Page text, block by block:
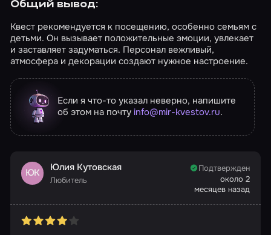
Общий вывод:
Квест рекомендуется к посещению, особенно семьям с
детьми. Он вызывает положительные эмоции, увлекает
и заставляет задуматься. Персонал вежливый,
атмосфера и декорации создают нужное настроение.
Если я что-то указал неверно, напишите
об этом на почту info@mir-kvestov.ru.
ЮК Юлия Кутовская
Любитель
Подтвержден
около 2
месяцев назад